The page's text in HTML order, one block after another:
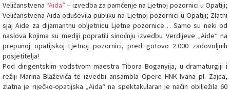
Veličanstvena “Aida” – izvedba za pamćenje na Ljetnoj pozornici u Opatiji;
Veličanstvena Aida oduševila publiku na Ljetnoj pozornici u Opatiji; Zlatni
sjaj Aide za dijamantnu obljetnicu Ljetne pozornice… Samo su neki od
naslova kojima su mediji popratili sinoćnju izvedbu Verdijeve „Aide“ na
prepunoj opatijskoj Ljetnoj pozornici, pred gotovo 2.000 zadovoljnih
posjetitelja!
Pod dirigentskim vodstvom maestra Tibora Boganyija, u dramaturgiji i
režiji Marina Blaževića te izvedbi ansambla Opere HNK Ivana pl. Zajca,
zlatna je riječko-opatijska „Aida“ na spektakularan je način obilježila 60